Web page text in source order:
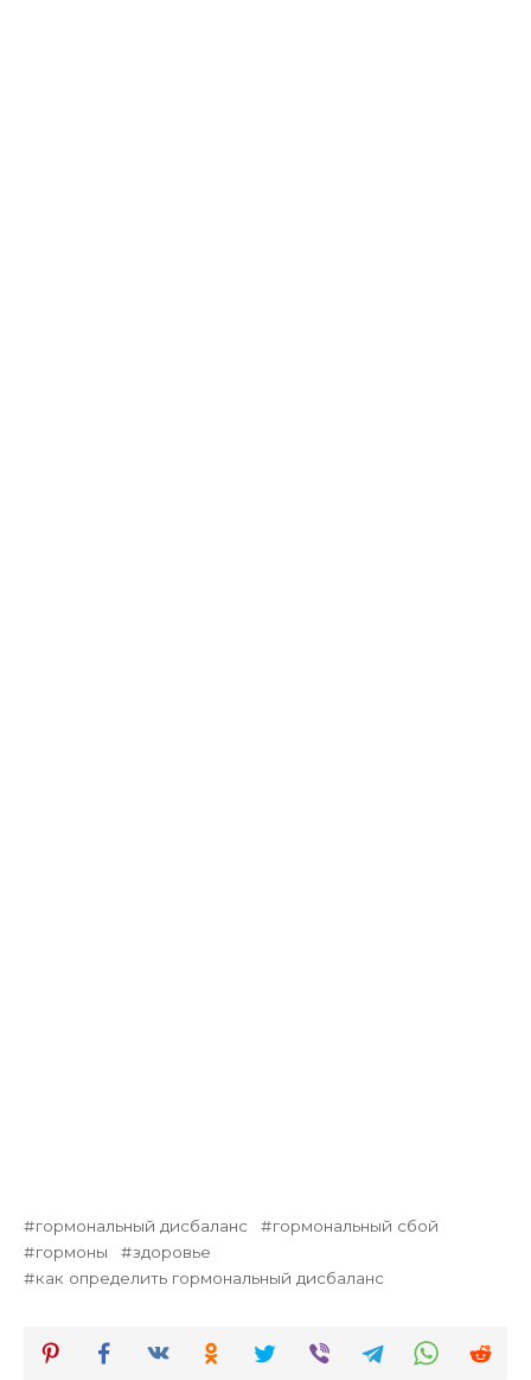
гормональный дисбаланс
гормональный сбой
гормоны
здоровье
как определить гормональный дисбаланс